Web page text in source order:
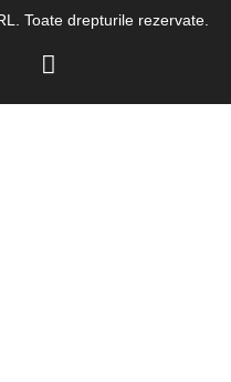
Toate drepturile rezervate.